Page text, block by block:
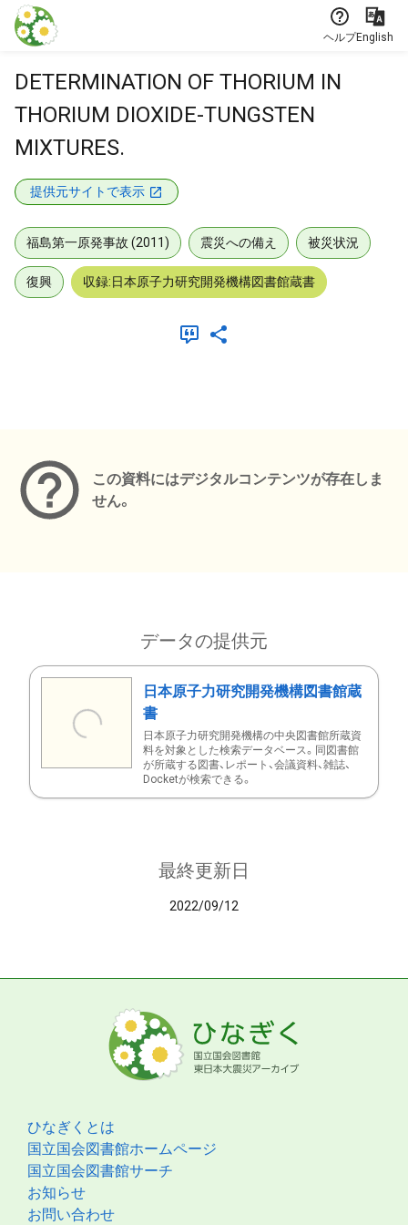
本文に飛ぶ
ヘルプEnglish
DETERMINATION OF THORIUM IN
THORIUM DIOXIDE-TUNGSTEN
MIXTURES.
提供元サイトで表示
福島第一原発事故 (2011) 震災への備え 被災状況
復興 収録:日本原子力研究開発機構図書館蔵書
この資料にはデジタルコンテンツが存在しま
せん。
データの提供元
日本原子力研究開発機構図書館蔵
書
日本原子力研究開発機構の中央図書館所蔵資
料を対象とした検索データベース。同図書館
が所蔵する図書、レポート、会議資料、雑誌、
Docketが検索できる。
最終更新日
2022/09/12
ひなぎくとは
国立国会図書館ホームページ
国立国会図書館サーチ
お知らせ
お問い合わせ